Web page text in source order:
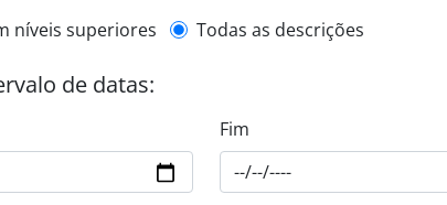
de nível superior
níveis superiores Todas as descrições
de datas:
Fim